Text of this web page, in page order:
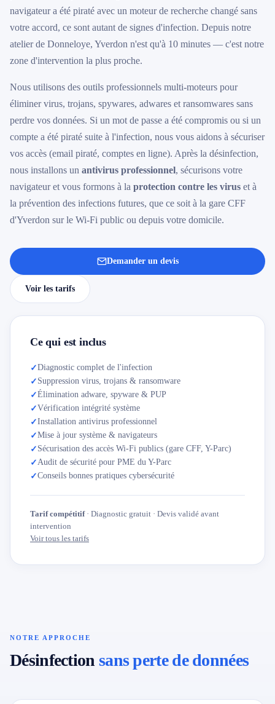
navigateur a été piraté avec un moteur de recherche changé sans
votre accord, ce sont autant de signes d'infection. Depuis notre
atelier de Donneloye, Yverdon n'est qu'à 10 minutes — c'est notre
zone d'intervention la plus proche.
Nous utilisons des outils professionnels multi-moteurs pour
éliminer virus, trojans, spywares, adwares et ransomwares sans
perdre vos données. Si un mot de passe a été compromis ou si un
compte a été piraté suite à l'infection, nous vous aidons à sécuriser
vos accès (email piraté, comptes en ligne). Après la désinfection,
nous installons un antivirus professionnel, sécurisons votre
navigateur et vous formons à la protection contre les virus et à
la prévention des infections futures, que ce soit à la gare CFF
d'Yverdon sur le Wi-Fi public ou depuis votre domicile.
Demander un devis
Voir les tarifs
Ce qui est inclus
✓Diagnostic complet de l'infection
✓ Suppression virus, trojans & ransomware
✓Élimination adware, spyware & PUP
✓Vérification intégrité système
✓Installation antivirus professionnel
✓Mise à jour système & navigateurs
✓ Sécurisation des accès Wi-Fi publics (gare CFF, Y-Parc)
✓Audit de sécurité pour PME du Y-Parc
✓Conseils bonnes pratiques cybersécurité
Tarif compétitif· Diagnostic gratuit · Devis validé avant
intervention
Voir tous les tarifs
NOTRE APPROCHE
Désinfection sans perte de données